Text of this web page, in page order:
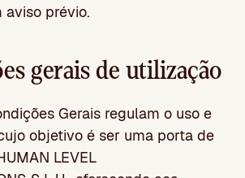
aviso prévio.
gerais de utilização
Gerais regulam o uso e
objetivo é ser uma porta de
LEVEL